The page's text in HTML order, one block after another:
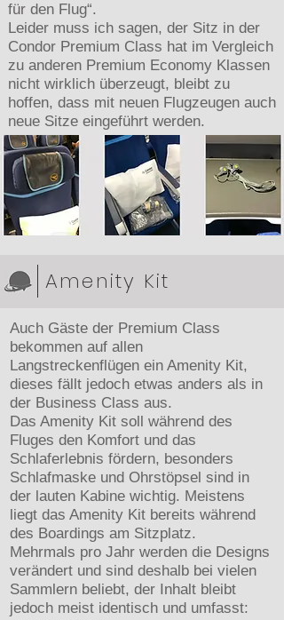
für den Flug“.
Leider muss ich sagen, der Sitz in der
Condor Premium Class hat im Vergleich
zu anderen Premium Economy Klassen
nicht wirklich überzeugt, bleibt zu
hoffen, dass mit neuen Flugzeugen auch
neue Sitze eingeführt werden.
Amenity Kit
Auch Gäste der Premium Class
bekommen auf allen
Langstreckenflügen ein Amenity Kit,
dieses fällt jedoch etwas anders als in
der Business Class aus.
Das Amenity Kit soll während des
Fluges den Komfort und das
Schlaferlebnis fördern, besonders
Schlafmaske und Ohrstöpsel sind in
der lauten Kabine wichtig. Meistens
liegt das Amenity Kit bereits während
des Boardings am Sitzplatz.
Mehrmals pro Jahr werden die Designs
verändert und sind deshalb bei vielen
Sammlern beliebt, der Inhalt bleibt
jedoch meist identisch und umfasst: